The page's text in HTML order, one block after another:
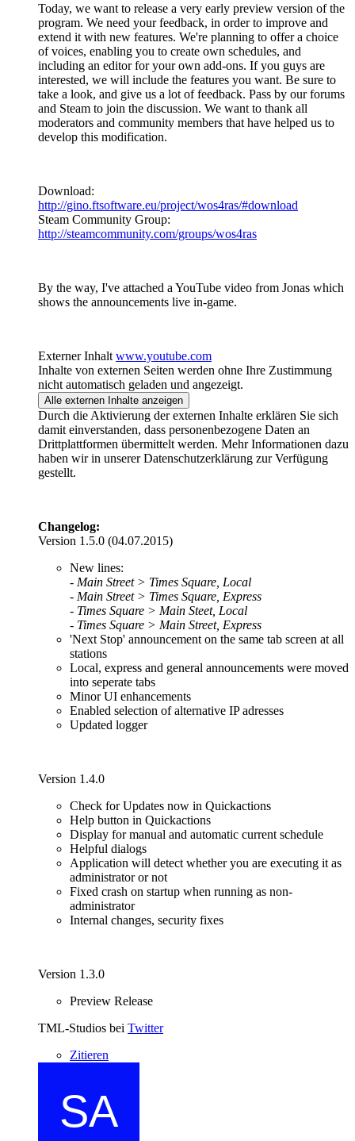
Today, we want to release a very early preview version of the
program. We need your feedback, in order to improve and
extend it with new features. We're planning to offer a choice
of voices, enabling you to create own schedules, and
including an editor for your own add-ons. If you guys are
interested, we will include the features you want. Be sure to
take a look, and give us a lot of feedback. Pass by our forums
and Steam to join the discussion. We want to thank all
moderators and community members that have helped us to
develop this modification.
Download:
http://gino.ftsoftware.eu/project/wos4ras/#download
Steam Community Group:
http://steamcommunity.com/groups/wos4ras
By the way, I've attached a YouTube video from Jonas which
shows the announcements live in-game.
Externer Inhalt www.youtube.com
Inhalte von externen Seiten werden ohne Ihre Zustimmung
nicht automatisch geladen und angezeigt.
Alle externen Inhalte anzeigen
Durch die Aktivierung der externen Inhalte erklären Sie sich
damit einverstanden, dass personenbezogene Daten an
Drittplattformen übermittelt werden. Mehr Informationen dazu
haben wir in unserer Datenschutzerklärung zur Verfügung
gestellt.
Changelog:
Version 1.5.0 (04.07.2015)
New lines:
- Main Street > Times Square, Local
- Main Street > Times Square, Express
- Times Square > Main Steet, Local
- Times Square > Main Street, Express
'Next Stop' announcement on the same tab screen at all
stations
Local, express and general announcements were moved
into seperate tabs
Minor UI enhancements
Enabled selection of alternative IP adresses
Updated logger
Version 1.4.0
Check for Updates now in Quickactions
Help button in Quickactions
Display for manual and automatic current schedule
Helpful dialogs
Application will detect whether you are executing it as
administrator or not
Fixed crash on startup when running as non-
administrator
Internal changes, security fixes
Version 1.3.0
Preview Release
TML-Studios bei Twitter
Zitieren